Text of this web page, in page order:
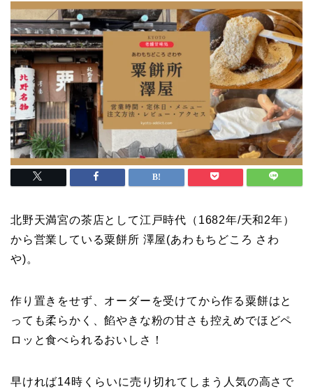
北野天満宮の茶店として江戸時代（1682年/天和2年）
から営業している粟餅所 澤屋(あわもちどころ さわ
や)。
作り置きをせず、オーダーを受けてから作る粟餅はと
っても柔らかく、餡やきな粉の甘さも控えめでほどペ
ロッと食べられるおいしさ！
早ければ14時くらいに売り切れてしまう人気の高さで